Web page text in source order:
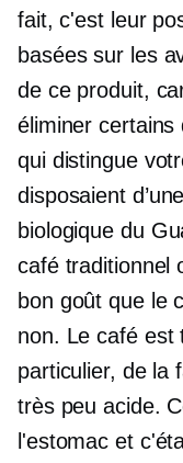
fait, c'est leur
basées sur les
de ce produit,
éliminer
qui distingue
disposaient
biologique du
café traditionnel
bon goût que le
non. Le café est
particulier, de la
très peu acide.
l'estomac et